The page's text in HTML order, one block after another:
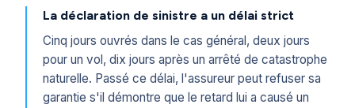
La déclaration de sinistre a un délai strict
Cinq jours ouvrés dans le cas général, deux jours
pour un vol, dix jours après un arrêté de catastrophe
naturelle. Passé ce délai, l'assureur peut refuser sa
garantie s'il démontre que le retard lui a causé un